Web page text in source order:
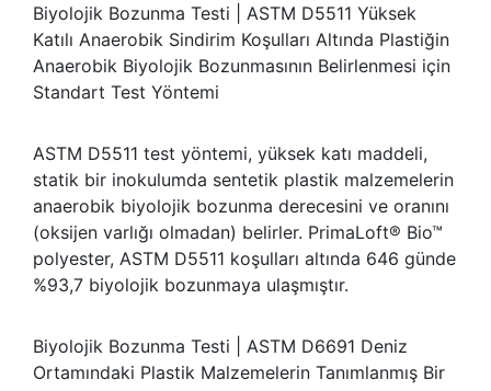
Biyolojik Bozunma Testi | ASTM D5511 Yüksek
Katılı Anaerobik Sindirim Koşulları Altında Plastiğin
Anaerobik Biyolojik Bozunmasının Belirlenmesi için
Standart Test Yöntemi
ASTM D5511 test yöntemi, yüksek katı maddeli,
statik bir inokulumda sentetik plastik malzemelerin
anaerobik biyolojik bozunma derecesini ve oranını
(oksijen varlığı olmadan) belirler. PrimaLoft® Bio™
polyester, ASTM D5511 koşulları altında 646 günde
%93,7 biyolojik bozunmaya ulaşmıştır.
Biyolojik Bozunma Testi | ASTM D6691 Deniz
Ortamındaki Plastik Malzemelerin Tanımlanmış Bir